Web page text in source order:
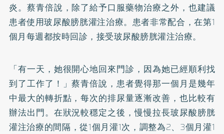
炎。蔡青倍說，除了給予口服藥物治療之外，也建議
患者使用玻尿酸膀胱灌注治療。患者非常配合，在第1
個月每週都按時回診，接受玻尿酸膀胱灌注治療。
「有一天，她很開心地回來門診，因為她已經順利找
到了工作了！」蔡青倍說，患者覺得那一個月是幾年
中最大的轉折點，每次的排尿量逐漸改善，也比較有
辦法出門。在狀況較穩定之後，慢慢拉長玻尿酸膀胱
灌注治療的間隔，從1個月灌1次，調整為2、3個月灌1